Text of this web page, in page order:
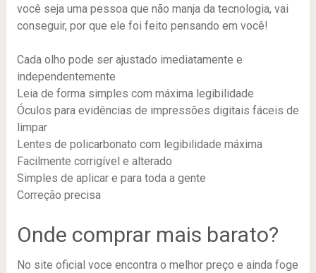
você seja uma pessoa que não manja da tecnologia, vai
conseguir, por que ele foi feito pensando em você!
Cada olho pode ser ajustado imediatamente e
independentemente
Leia de forma simples com máxima legibilidade
Óculos para evidências de impressões digitais fáceis de
limpar
Lentes de policarbonato com legibilidade máxima
Facilmente corrigível e alterado
Simples de aplicar e para toda a gente
Correção precisa
Onde comprar mais barato?
No site oficial voce encontra o melhor preço e ainda foge